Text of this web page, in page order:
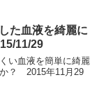
た血液を綺麗に
11/29
い血液を簡単に綺麗
？ 2015年11月29